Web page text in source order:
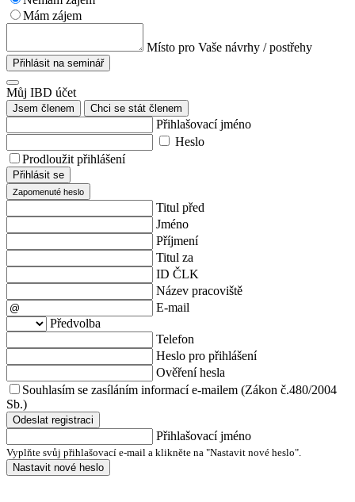
Mám zájem
Místo pro Vaše návrhy / postřehy
Přihlásit na seminář
Můj IBD účet
Jsem členem Chci se stát členem
Přihlašovací jméno
Heslo
Prodloužit přihlášení
Přihlásit se
Zapomenuté heslo
Titul před
Jméno
Příjmení
Titul za
ID ČLK
Název pracoviště
E-mail
Předvolba
Telefon
Heslo pro přihlášení
Ověření hesla
Souhlasím se zasíláním informací e-mailem (Zákon č.480/2004
Sb.)
Odeslat registraci
Přihlašovací jméno
Vyplňte svůj přihlašovací e-mail a klikněte na "Nastavit nové heslo".
Nastavit nové heslo